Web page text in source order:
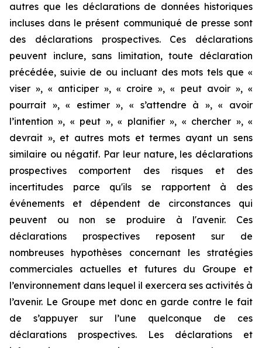
autres que les déclarations de données historiques
incluses dans le présent communiqué de presse sont
des déclarations prospectives. Ces déclarations
peuvent inclure, sans limitation, toute déclaration
précédée, suivie de ou incluant des mots tels que «
viser », « anticiper », « croire », « peut avoir », «
pourrait », « estimer », « s’attendre à », « avoir
l’intention », « peut », « planifier », « chercher », «
devrait », et autres mots et termes ayant un sens
similaire ou négatif. Par leur nature, les déclarations
prospectives comportent des risques et des
incertitudes parce qu'ils se rapportent à des
événements et dépendent de circonstances qui
peuvent ou non se produire à l'avenir. Ces
déclarations prospectives reposent sur de
nombreuses hypothèses concernant les stratégies
commerciales actuelles et futures du Groupe et
l’environnement dans lequel il exercera ses activités à
l’avenir. Le Groupe met donc en garde contre le fait
de s’appuyer sur l’une quelconque de ces
déclarations prospectives. Les déclarations et